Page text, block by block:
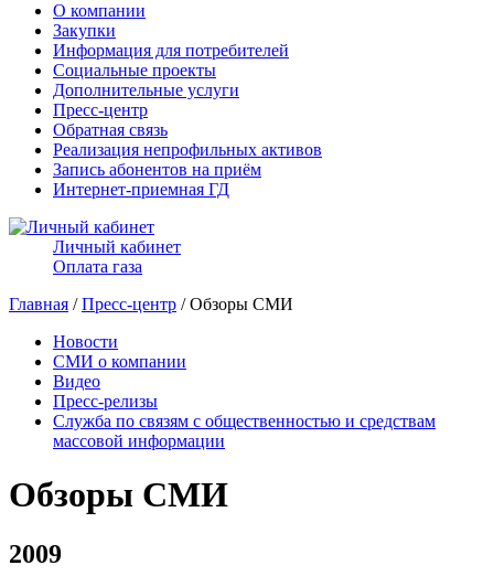
О компании
Закупки
Информация для потребителей
Социальные проекты
Дополнительные услуги
Пресс-центр
Обратная связь
Реализация непрофильных активов
Запись абонентов на приём
Интернет-приемная ГД
Личный кабинет
Оплата газа
Главная /Пресс-центр / Обзоры СМИ
Новости
СМИ о компании
Видео
Пресс-релизы
Служба по связям с общественностью и средствам
массовой информации
Обзоры СМИ
2009